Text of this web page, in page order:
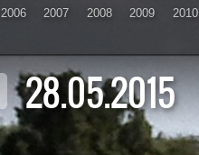
2006 2007 2008 2009 2010
28.05.2015